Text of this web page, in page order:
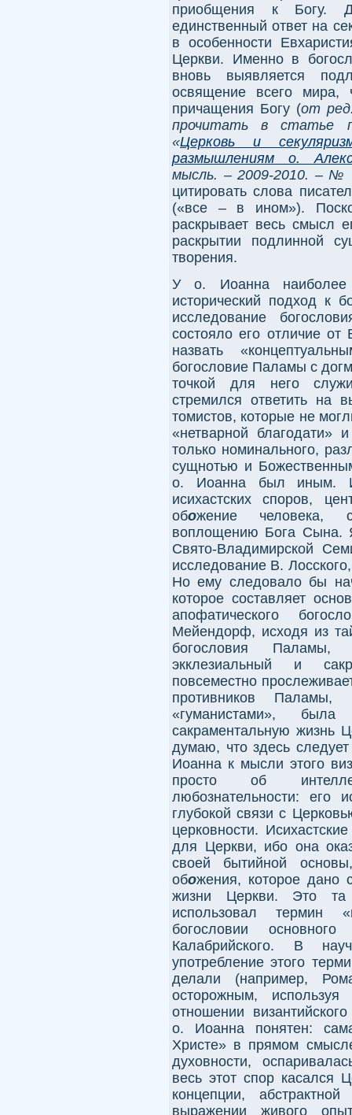
приобщения к Богу.
единственный ответ на
в особенности
Церкви. Именно в
вновь выявляется
освящение всего мира,
причащения Богу (от
прочитать в статье
«Церковь и
размышлениям о.
мысль. – 2009-2010. – №
цитировать слова
(«все – в ином»).
раскрывает весь смысл
раскрытии подлинной
творения.
У о. Иоанна наиболее
исторический подход к
исследование
состояло его отличие от
назвать
богословие Паламы с
точкой для него
стремился ответить на
томистов, которые не
«нетварной благодати»
только номинального,
сущнотью и
о. Иоанна был иным.
исихастских споров,
обожение человека,
воплощению Бога Сына.
Свято-Владимирской
исследование В.
Но ему следовало бы
которое составляет
апофатического
Мейендорф, исходя из
богословия
экклезиальный и
повсеместно
противников Паламы,
«гуманистами»,
сакраментальную жизнь
думаю, что здесь
Иоанна к мысли этого
просто об
любознательности: его
глубокой связи с
церковности.
для Церкви, ибо она
своей бытийной
обожения, которое дано
жизни Церкви. Это
использовал термин
богословии
Калабрийского. В
употребление этого
делали (например,
осторожным,
отношении
о. Иоанна понятен:
Христе» в прямом
духовности,
весь этот спор касался
концепции,
выражении живого